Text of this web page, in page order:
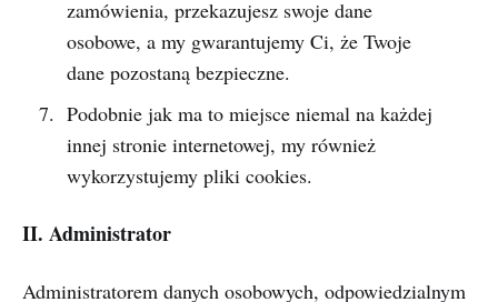
zamówienia, przekazujesz swoje dane
osobowe, a my gwarantujemy Ci, że Twoje
dane pozostaną bezpieczne.
Podobnie jak ma to miejsce niemal na każdej
innej stronie internetowej, my również
wykorzystujemy pliki cookies.
II. Administrator
Administratorem danych osobowych, odpowiedzialnym